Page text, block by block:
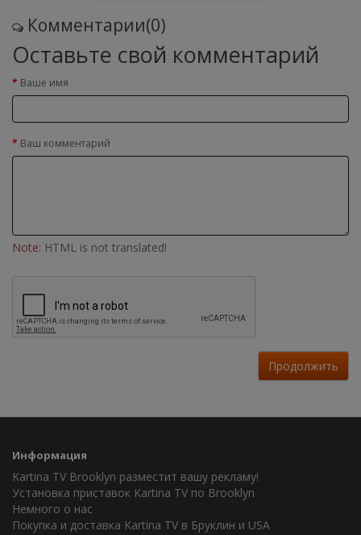
Комментарии(0)
Оставьте свой комментарий
Ваше имя
Ваш комментарий
Note: HTML is not translated!
Продолжить
Информация
Kartina TV Brooklyn разместит вашу рекламу!
Установка приставок Kartina TV по Brooklyn
Немного о нас
Покупка и доставка Kartina TV в Бруклин и USA